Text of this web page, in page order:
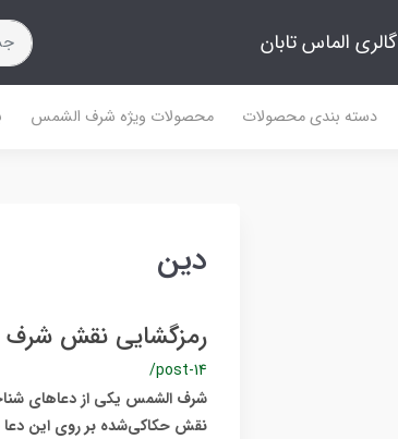
گالری الماس تابان
دسته بندی محصولات محصولات ویژه شرف الشمس
دین
رمزگشایی نقش شرف
/post-14
شرف الشمس یکی از دعاهای
نقش حکاکی‌شده بر روی این دعا